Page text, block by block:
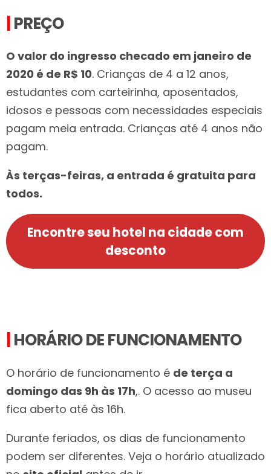
|PREÇO
O valor do ingresso checado em janeiro de
2020 é de R$ 10. Crianças de 4 a 12 anos,
estudantes com carteirinha, aposentados,
idosos e pessoas com necessidades especiais
pagam meia entrada. Crianças até 4 anos não
pagam.
Às terças-feiras, a entrada é gratuita para
todos.
Encontre seu hotel na cidade com
desconto
HORÁRIO DE FUNCIONAMENTO
O horário de funcionamento é de terça a
domingo das 9h às 17h,. O acesso ao museu
fica aberto até às 16h.
Durante feriados, os dias de funcionamento
podem ser diferentes. Veja o horário atualizado